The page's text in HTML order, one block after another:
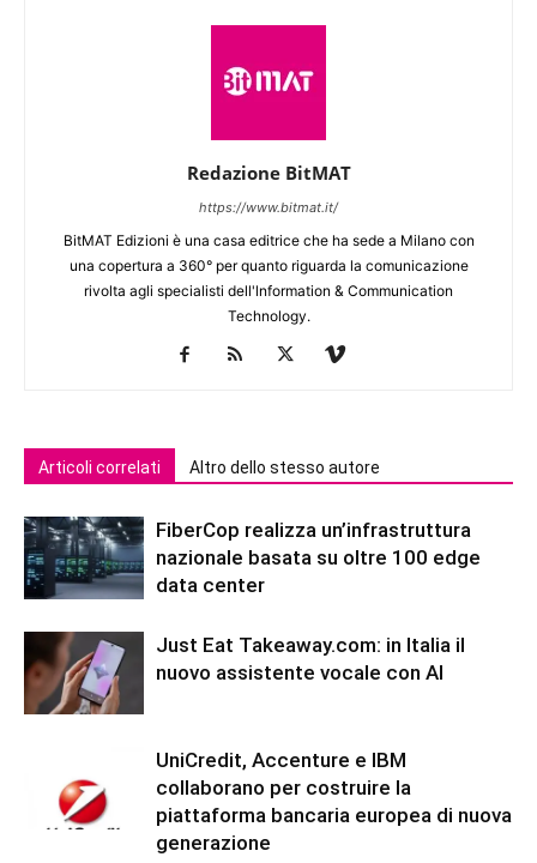
Redazione BitMAT
https://www.bitmat.it/
BitMAT Edizioni è una casa editrice che ha sede a Milano con
una copertura a 360° per quanto riguarda la comunicazione
rivolta agli specialisti dell'lnformation & Communication
Technology.
Articoli correlati Altro dello stesso autore
FiberCop realizza un’infrastruttura
nazionale basata su oltre 100 edge
data center
Just Eat Takeaway.com: in Italia il
nuovo assistente vocale con AI
UniCredit, Accenture e IBM
collaborano per costruire la
piattaforma bancaria europea di nuova
generazione